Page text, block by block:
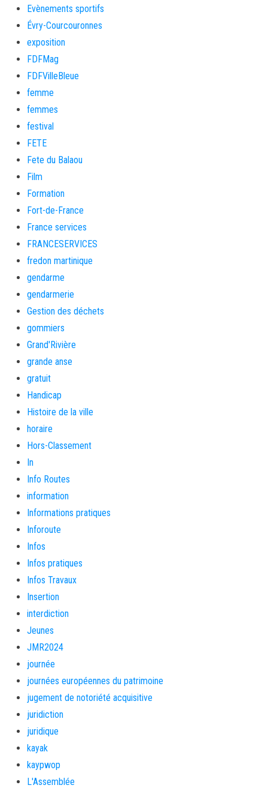
Evènements sportifs
Évry-Courcouronnes
exposition
FDFMag
FDFVilleBleue
femme
femmes
festival
FETE
Fete du Balaou
Film
Formation
Fort-de-France
France services
FRANCESERVICES
fredon martinique
gendarme
gendarmerie
Gestion des déchets
gommiers
Grand'Rivière
grande anse
gratuit
Handicap
Histoire de la ville
horaire
Hors-Classement
In
Info Routes
information
Informations pratiques
Inforoute
Infos
Infos pratiques
Infos Travaux
Insertion
interdiction
Jeunes
JMR2024
journée
journées européennes du patrimoine
jugement de notoriété acquisitive
juridiction
juridique
kayak
kaypwop
L'Assemblée